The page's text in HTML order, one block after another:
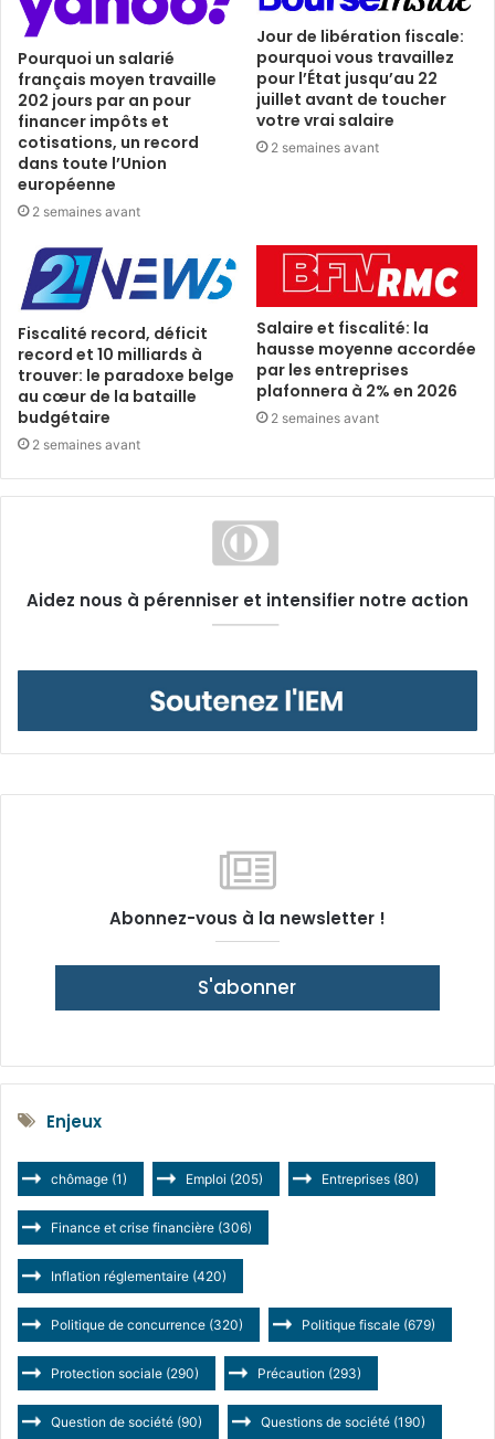
Pourquoi un salarié
français moyen travaille
202 jours par an pour
financer impôts et
cotisations, un record
dans toute l’Union
européenne
2 semaines avant
Jour de libération fiscale:
pourquoi vous travaillez
pour l’État jusqu’au 22
juillet avant de toucher
votre vrai salaire
2 semaines avant
Fiscalité record, déficit
record et 10 milliards à
trouver: le paradoxe belge
au cœur de la bataille
budgétaire
2 semaines avant
Salaire et fiscalité: la
hausse moyenne accordée
par les entreprises
plafonnera à 2% en 2026
2 semaines avant
Aidez nous à pérenniser et intensifier notre action
Abonnez-vous à la newsletter !
S'abonner
Enjeux
chômage (1) Emploi (205) Entreprises (80)
Finance et crise financière (306)
Inflation réglementaire (420)
Politique de concurrence (320) Politique fiscale (679)
Protection sociale (290) Précaution (293)
Question de société (90) Questions de société (190)